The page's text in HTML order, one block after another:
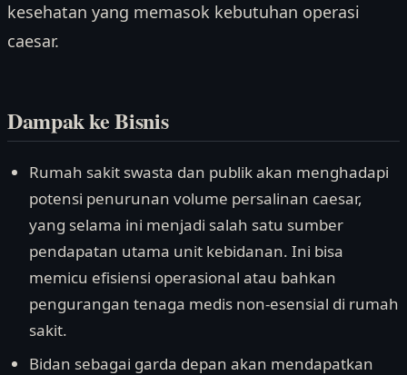
kesehatan yang memasok kebutuhan operasi
caesar.
Dampak ke Bisnis
Rumah sakit swasta dan publik akan menghadapi
potensi penurunan volume persalinan caesar,
yang selama ini menjadi salah satu sumber
pendapatan utama unit kebidanan. Ini bisa
memicu efisiensi operasional atau bahkan
pengurangan tenaga medis non-esensial di rumah
sakit.
Bidan sebagai garda depan akan mendapatkan